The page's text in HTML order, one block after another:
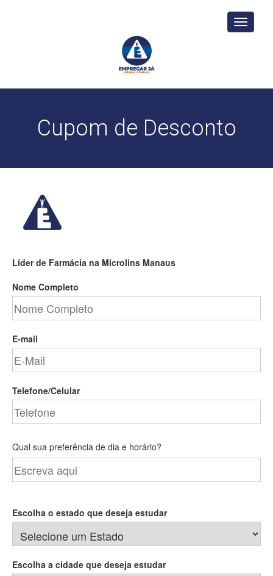
Toggle
Cupom de Desconto
Líder de Farmácia na Microlins Manaus
Nome Completo
E-mail
Telefone/Celular
Qual sua preferência de dia e horário?
Escolha o estado que deseja estudar
Escolha a cidade que deseja estudar